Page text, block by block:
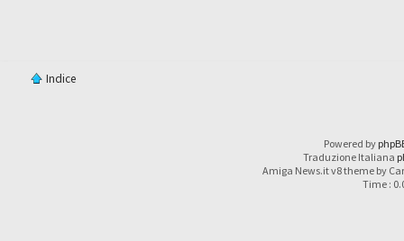
Indice
Powered by
Traduzione Italiana
Amiga News.it v8 theme by
Time :